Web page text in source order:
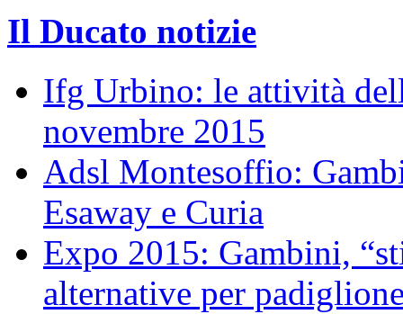
Il Ducato notizie
Ifg Urbino: le attività
novembre 2015
Adsl Montesoffio:
Esaway e Curia
Expo 2015: Gambini,
alternative per